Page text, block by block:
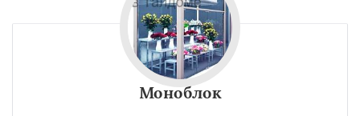
Работаем по
Хотьково
Моноблок
УЗНАТЬ ПОДРОБНЕЕ